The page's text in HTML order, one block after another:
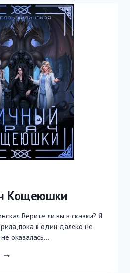
Кощеюшки
Верите ли вы в сказки? Я
пока в один далеко не
оказалась…
ЛИЧНЫЙ